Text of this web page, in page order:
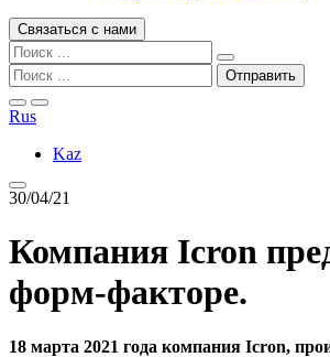
Связаться с нами
Rus
Kaz
30/04/21
Компания Icron
форм-факторе.
18 марта 2021 года компания Icron,